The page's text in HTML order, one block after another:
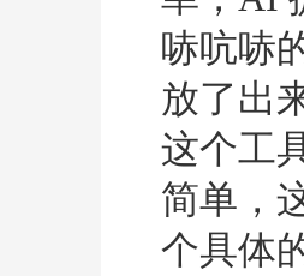
哧吭哧
放了出
这个工
简单，
个具体